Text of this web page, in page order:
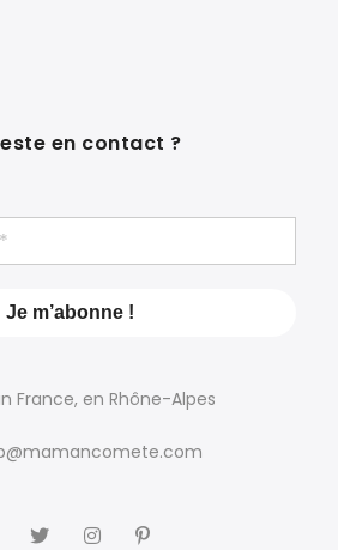
en contact ?
France, en Rhône-Alpes